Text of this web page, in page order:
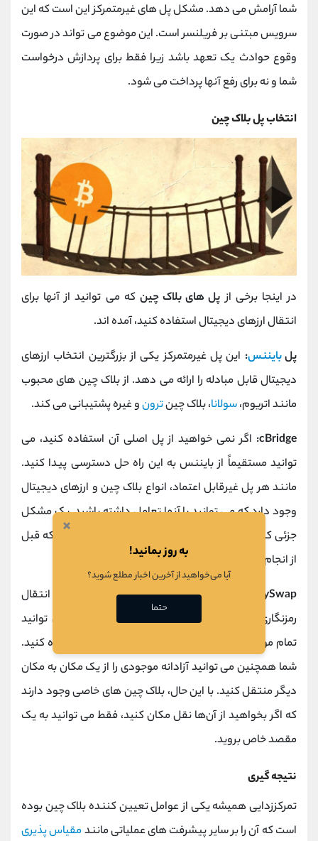
شما آرامش می ‌دهد. مشکل پل های غیرمتمرکز این است که این
سرویس مبتنی بر فریلنسر است. این موضوع می تواند در صورت
وقوع حوادث یک تعهد باشد زیرا فقط برای پردازش درخواست
شما و نه برای رفع آنها پرداخت می شود.
انتخاب پل بلاک چین
در اینجا برخی از پل های بلاک چین که می توانید از آنها برای
انتقال ارزهای دیجیتال استفاده کنید، آمده اند.
پلبایننس: این پل غیرمتمرکز یکی از بزرگترین انتخاب ارزهای
دیجیتال قابل مبادله را ارائه می دهد. از بلاک چین های محبوب
مانند اتریوم،سولانا، بلاک چینترونو غیره پشتیبانی می کند.
cBridge: اگر نمی ‌خواهید از پل اصلی آن استفاده کنید، می‌
توانید مستقیماً از بایننس به این راه‌ حل دسترسی پیدا کنید.
مانند هر پل غیرقابل اعتماد، انواع بلاک چین و ارزهای دیجیتال
وجود دارد که می توانید با آنها تعامل داشته باشید. یک مشکل
جزئی که ممکن است با cBridge داشته باشید این است که قبل
از انجام هر کاری باید یک کیف پول وصل کنید.
AnySwap:
این پلتفرم برای داشتن ویژگی هایی غیر از انتقال
رمزنگاری محبوب است. پس از اتصال به کیف پول، می توانید
تمام موجودی های خود را در انواع مختلف سکه مشاهده کنید.
شما همچنین می توانید آزادانه موجودی را از یک مکان به مکان
دیگر منتقل کنید. با این حال، بلاک چین‌ های خاصی وجود دارند
که اگر بخواهید از آن‌ها نقل مکان کنید، فقط می ‌توانید به یک
مقصد خاص بروید.
نتیجه گیری
تمرکززدایی همیشه یکی از عوامل تعیین کننده بلاک چین بوده
است که آن را بر سایر پیشرفت های عملیاتی مانندمقیاس پذیری
×
به روز بمانید!
آیا می‌خواهید از آخرین اخبار مطلع شوید؟
حتما